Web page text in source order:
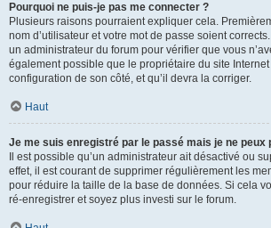
Pourquoi ne puis-je pas me connecter ?
Plusieurs raisons pourraient expliquer cela.
nom d’utilisateur et votre mot de passe soient
un administrateur du forum pour vérifier que vous
également possible que le propriétaire du site
configuration de son côté, et qu’il devra la corriger.
Haut
Je me suis enregistré par le passé mais je ne peux
Il est possible qu’un administrateur ait désactivé ou
effet, il est courant de supprimer régulièrement les
pour réduire la taille de la base de données. Si cela
ré-enregistrer et soyez plus investi sur le forum.